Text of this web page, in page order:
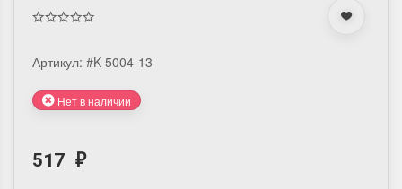
Артикул: #K-5004-13
Нет в наличии
517 ₽